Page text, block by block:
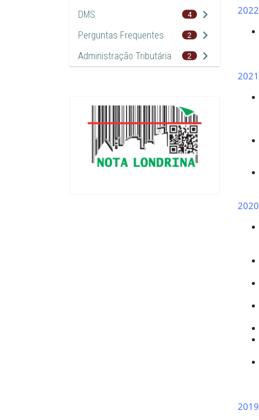
DMS 4
Perguntas Frequentes 2
Administração Tributária 2
2022
2021
2020
2019